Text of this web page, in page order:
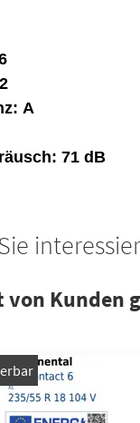
A
71 dB
von Kunden